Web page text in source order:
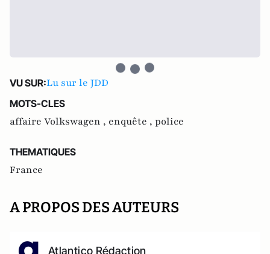
VU SUR:Lu sur le JDD
MOTS-CLES
affaire Volkswagen , enquête , police
THEMATIQUES
France
A PROPOS DES AUTEURS
Atlantico Rédaction